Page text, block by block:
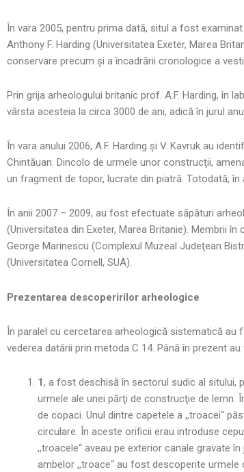
În vara 2005, pentru prima dată, situl a fost
Anthony F. Harding (Universitatea Exeter, Marea
conservare precum şi a încadrării cronologice a
Prin grija arheologului britanic prof. A.F. Harding, în
vârsta acesteia la circa 3000 de ani, adică în jurul
În vara anului 2006, A.F. Harding şi V. Kavruk au
Chintăuan. Dincolo de urmele unor construcţii,
un fragment de topor, lucrate din piatră. Totodată,
În anii 2007 – 2009, au fost efectuate săpături
(Universitatea din Exeter, Marea Britanie). Membrii
George Marinescu (Complexul Muzeal Judeţean
(Universitatea Cornell, SUA).
Prezentarea descoperirilor arheologice
În paralel cu cercetarea arheologică sistematică
vederea datării prin metoda C 14. Până în prezent
1, a fost deschisă în sectorul sudic al sitului,
urmele ale unei părţi de construcţie de lemn.
de copaci. Unul dintre capetele a ,,troacei“
circulare. În aceste orificii erau introduse
,,troacele“ aveau pe exterior canale gravate
ambelor ,,troace“ au fost descoperite urmele